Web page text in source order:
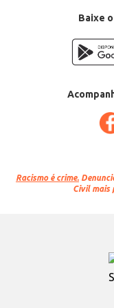
Baixe
Racismo é crime.
Civil mais